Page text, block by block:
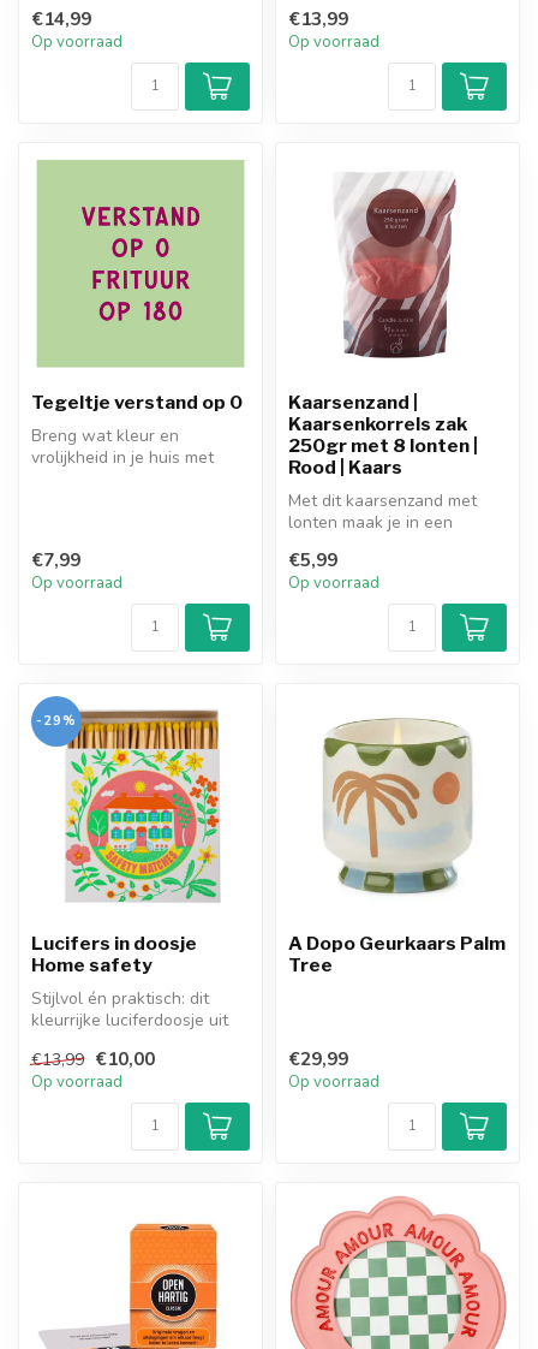
tekst word...
€14,99
Op voorraad
€13,99
Op voorraad
Tegeltje verstand op 0
Breng wat kleur en
vrolijkheid in je huis met
€7,99
Op voorraad
Kaarsenzand |
Kaarsenkorrels zak
250gr met 8 lonten |
Rood | Kaars
Met dit kaarsenzand met
lonten maak je in een
Giet h...
€5,99
Op voorraad
-29%
Lucifers in doosje
Home safety
Stijlvol én praktisch: dit
kleurrijke luciferdoosje uit
€13,99 €10,00
Op voorraad
A Dopo Geurkaars Palm
Tree
€29,99
Op voorraad